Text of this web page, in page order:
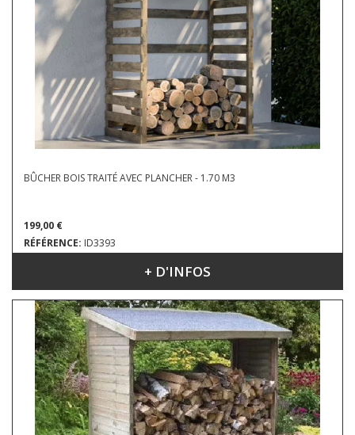
BÛCHER BOIS TRAITÉ AVEC PLANCHER - 1.70 M3
199,00 €
RÉFÉRENCE: ID3393
DIMENSIONS : 1.20 X 0.82 X 1.74 M+ D'INFOS